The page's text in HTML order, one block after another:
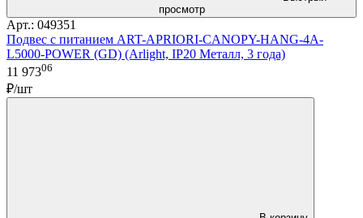
просмотр
Арт.: 049351
Подвес с питанием ART-APRIORI-CANOPY-HANG-4A-
L5000-POWER (GD) (Arlight, IP20 Металл, 3 года)
11 97306
₽/шт